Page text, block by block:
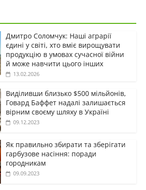
Дмитро Соломчук: Наші аграрії
єдині у світі, хто вміє вирощувати
продукцію в умовах сучасної війни
й може навчити цього інших
13.02.2026
Виділивши близько $500 мільйонів,
Говард Баффет надалі залишається
вірним своєму шляху в Україні
09.12.2023
Як правильно збирати та зберігати
гарбузове насіння: поради
городникам
09.09.2023